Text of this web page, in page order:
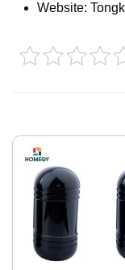
Website: